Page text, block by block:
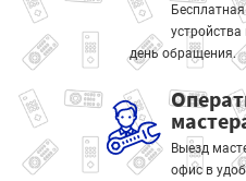
день обращения.
Выезд
офис в